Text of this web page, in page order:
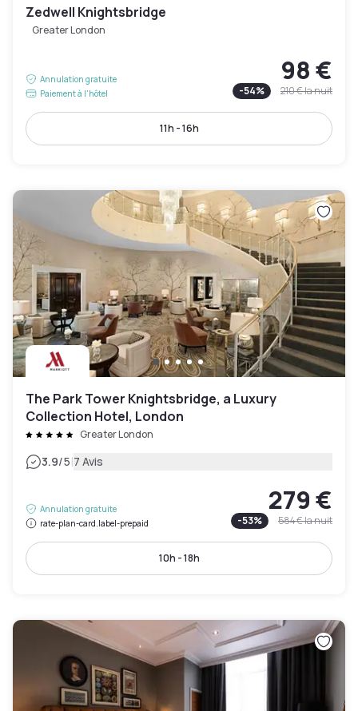
Zedwell Knightsbridge
Greater London
Annulation gratuite
Paiement à l'hôtel
98 €
-54% 210 €la nuit
11h - 16h
The Park Tower Knightsbridge, a Luxury
Collection Hotel, London
Greater London
3.9/5|7 Avis
Annulation gratuite
rate-plan-card.label-prepaid
279 €
-53% 584 €la nuit
10h - 18h